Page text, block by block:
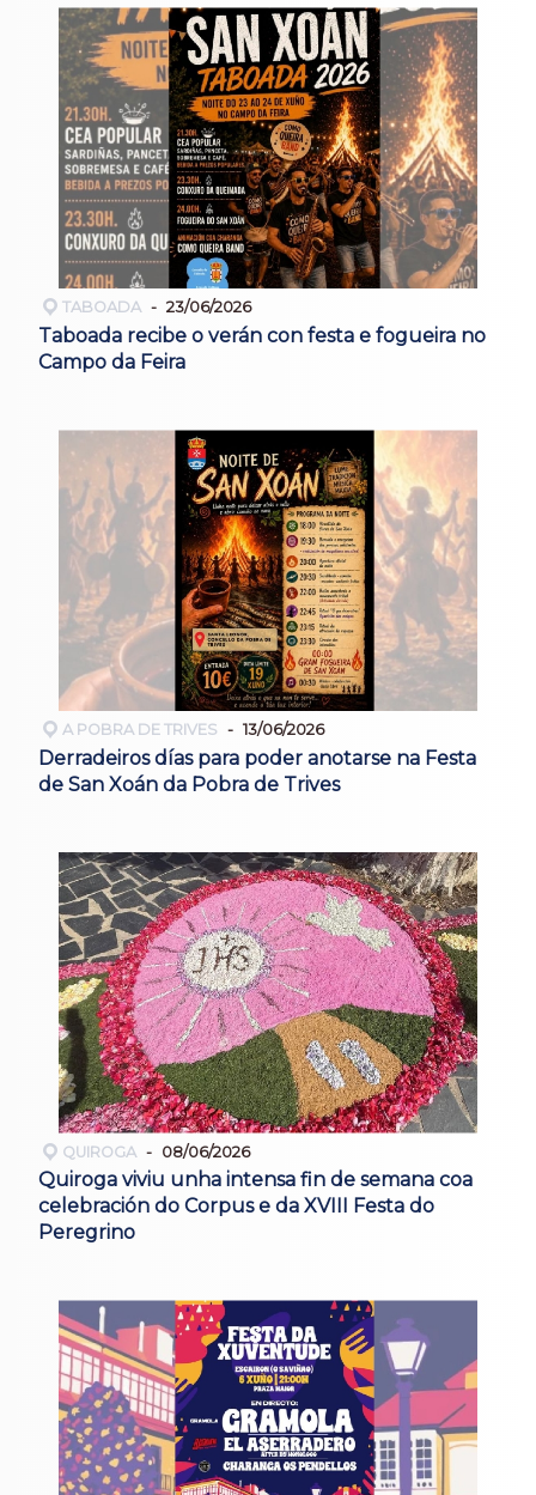
TABOADA 23/06/2026
Taboada recibe o verán con festa e fogueira no
Campo da Feira
A POBRA DE TRIVES 13/06/2026
Derradeiros días para poder anotarse na Festa
de San Xoán da Pobra de Trives
QUIROGA 08/06/2026
Quiroga viviu unha intensa fin de semana coa
celebración do Corpus e da XVIII Festa do
Peregrino